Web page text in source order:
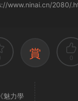
www.ninai.cn/2080/
賞 0
魅力學